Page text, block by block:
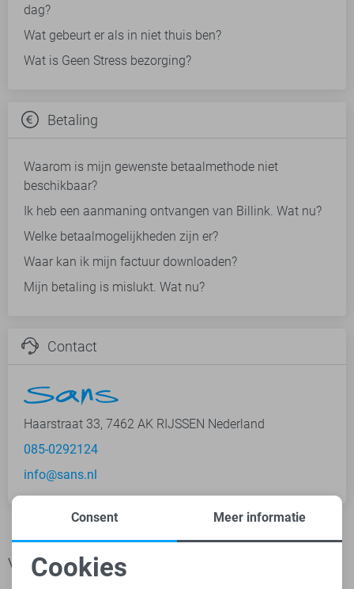
dag?
Wat gebeurt er als in niet thuis ben?
Wat is Geen Stress bezorging?
Betaling
Waarom is mijn gewenste betaalmethode niet
beschikbaar?
Ik heb een aanmaning ontvangen van Billink. Wat nu?
Welke betaalmogelijkheden zijn er?
Waar kan ik mijn factuur downloaden?
Mijn betaling is mislukt. Wat nu?
Contact
Haarstraat 33, 7462 AK RIJSSEN Nederland
085-0292124
info@sans.nl
Veelgestelde vragen
Noodzakelijke cookies
Consent Meer informatie
Cookies